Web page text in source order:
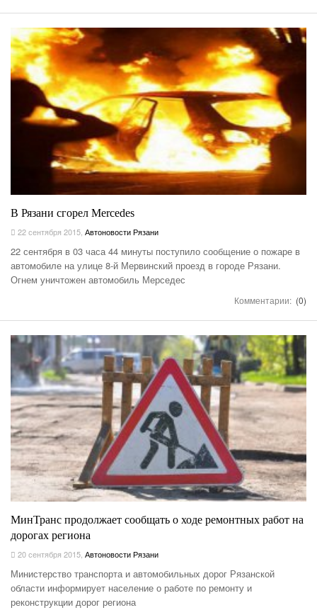
В Рязани сгорел Mercedes
22 сентября 2015 Автоновости Рязани
22 сентября в 03 часа 44 минуты поступило сообщение о пожаре в
автомобиле на улице 8-й Мервинский проезд в городе Рязани.
Огнем уничтожен автомобиль Мерседес
Комментарии: (0)
МинТранс продолжает сообщать о ходе ремонтных работ на
дорогах региона
20 сентября 2015, Автоновости Рязани
Министерство транспорта и автомобильных дорог Рязанской
области информирует население о работе по ремонту и
реконструкции дорог региона